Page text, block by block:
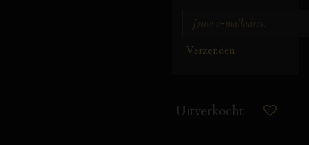
Verzenden
Uitverkocht